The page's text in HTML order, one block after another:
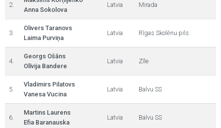
2.
Anna Sokolova
Latvia Mirada
3.
Olivers Taranovs
Laima Purviņa
Latvia Rīgas Skolēnu pils
4.
Georgs Ošāns
Olīvija Bandere
Latvia Zīle
5.
Vladimirs Pilatovs
Vanesa Vucina
Latvia Balvu SS
6.
Martins Laurens
Efia Baranauska
Latvia Balvu SS